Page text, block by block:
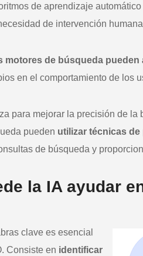
de aprendizaje automático
de intervención
motores de búsqueda
en el comportamiento de los
para mejorar la precisión de la
pueden utilizar técnicas
de búsqueda y
la IA ayudar
clave es esencial
Consiste en identificar